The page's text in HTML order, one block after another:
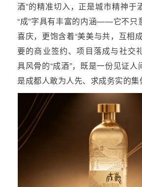
酒”的精准切入，正是城市精神于
“成”字具有丰富的内涵——它不只
喜庆，更饱含着“美美与共，互相
要的商业签约、项目落成与社交
具风骨的“成酒”，既是一份见证人
是成都人敢为人先、求成务实的集